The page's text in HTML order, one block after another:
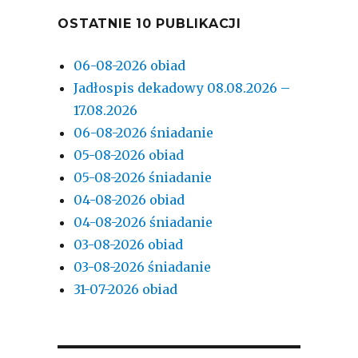
OSTATNIE 10 PUBLIKACJI
06-08-2026 obiad
Jadłospis dekadowy 08.08.2026 –
17.08.2026
06-08-2026 śniadanie
05-08-2026 obiad
05-08-2026 śniadanie
04-08-2026 obiad
04-08-2026 śniadanie
03-08-2026 obiad
03-08-2026 śniadanie
31-07-2026 obiad